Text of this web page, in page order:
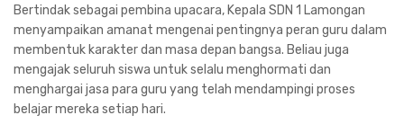
Bertindak sebagai pembina upacara, Kepala SDN 1 Lamongan
menyampaikan amanat mengenai pentingnya peran guru dalam
membentuk karakter dan masa depan bangsa. Beliau juga
mengajak seluruh siswa untuk selalu menghormati dan
menghargai jasa para guru yang telah mendampingi proses
belajar mereka setiap hari.